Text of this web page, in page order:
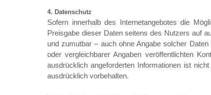
4. Datenschutz
Sofern innerhalb des Internetangebotes die
Preisgabe dieser Daten seitens des Nutzers auf
und zumutbar – auch ohne Angabe solcher
oder vergleichbarer Angaben veröffentlichten
ausdrücklich angeforderten Informationen ist
ausdrücklich vorbehalten.